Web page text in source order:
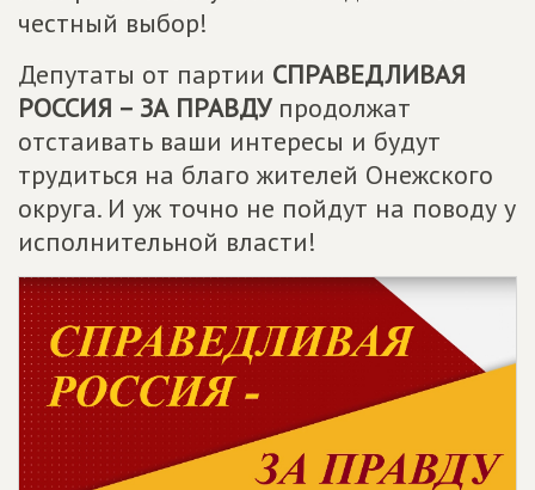
честный выбор!
Депутаты от партии СПРАВЕДЛИВАЯ
РОССИЯ – ЗА ПРАВДУпродолжат
отстаивать ваши интересы и будут
трудиться на благо жителей Онежского
округа. И уж точно не пойдут на поводу у
исполнительной власти!